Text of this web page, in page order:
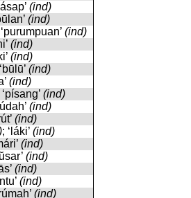
(ind)
(ind)
(ind)
(ind)
(ind)
(ind)
(ind)
‘písang’ (ind)
(ind)
(ind)
; ‘láki’ (ind)
(ind)
(ind)
(ind)
(ind)
(ind)